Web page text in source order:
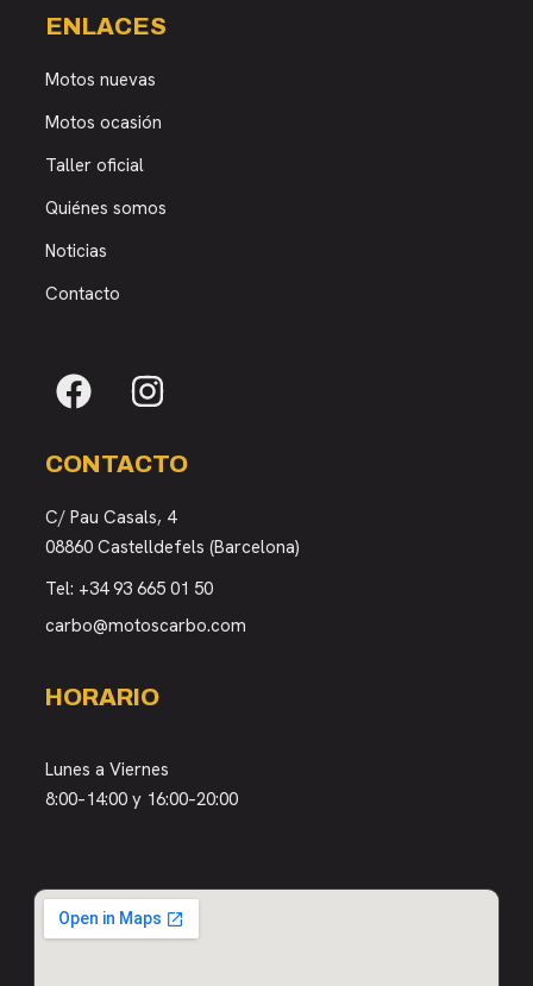
ENLACES
Motos nuevas
Motos ocasión
Taller oficial
Quiénes somos
Noticias
Contacto
CONTACTO
C/ Pau Casals, 4
08860 Castelldefels (Barcelona)
Tel: +34 93 665 01 50
carbo@motoscarbo.com
HORARIO
Lunes a Viernes
8:00–14:00 y 16:00–20:00